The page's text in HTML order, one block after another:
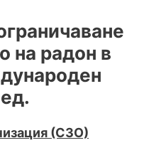
на радон в
(СЗО)